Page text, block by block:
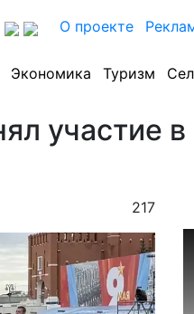
О проекте
Экономика Туризм
участие в
217